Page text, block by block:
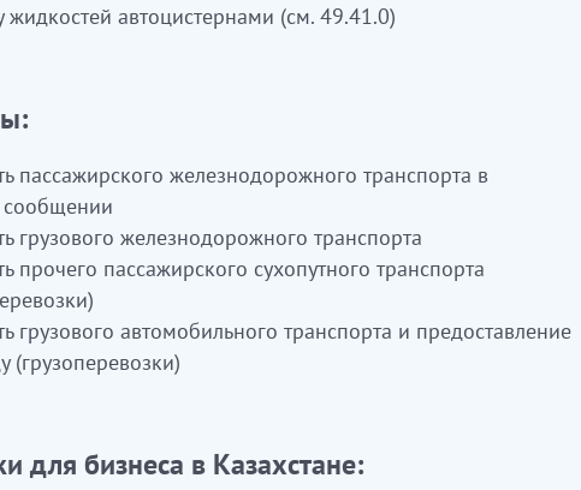
жидкостей автоцистернами (см. 49.41.0)
пассажирского железнодорожного транспорта в
грузового железнодорожного транспорта
прочего пассажирского сухопутного транспорта
грузового автомобильного транспорта и предоставление
(грузоперевозки)
для бизнеса в Казахстане: